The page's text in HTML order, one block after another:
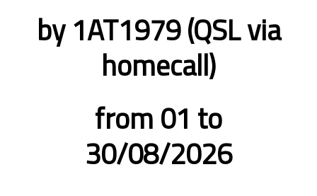
by 1AT1979 (QSL via
homecall)
from 01 to
30/08/2026